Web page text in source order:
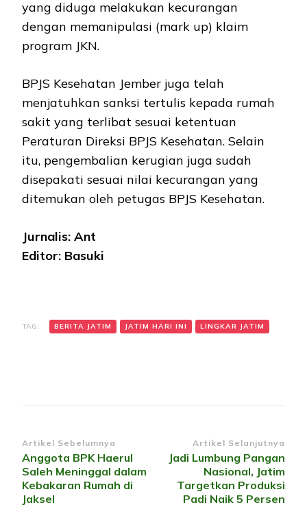
yang diduga melakukan kecurangan
dengan memanipulasi (mark up) klaim
program JKN.
BPJS Kesehatan Jember juga telah
menjatuhkan sanksi tertulis kepada rumah
sakit yang terlibat sesuai ketentuan
Peraturan Direksi BPJS Kesehatan. Selain
itu, pengembalian kerugian juga sudah
disepakati sesuai nilai kecurangan yang
ditemukan oleh petugas BPJS Kesehatan.
Jurnalis: Ant
Editor: Basuki
TAG: BERITA JATIM JATIM HARI INI LINGKAR JATIM
Navigasi
Artikel
Artikel Sebelumnya
Anggota BPK Haerul
Saleh Meninggal dalam
Kebakaran Rumah di
Jaksel
Artikel Selanjutnya
Jadi Lumbung Pangan
Nasional, Jatim
Targetkan Produksi
Padi Naik 5 Persen